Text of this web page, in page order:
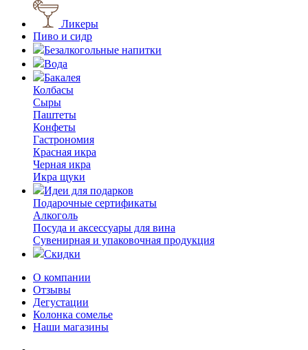
Ликеры
Пиво и сидр
Безалкогольные напитки
Вода
Бакалея
Колбасы
Сыры
Паштеты
Конфеты
Гастрономия
Красная икра
Черная икра
Икра щуки
Идеи для подарков
Подарочные сертификаты
Алкоголь
Посуда и аксессуары для вина
Сувенирная и упаковочная продукция
Скидки
О компании
Отзывы
Дегустации
Колонка сомелье
Наши магазины